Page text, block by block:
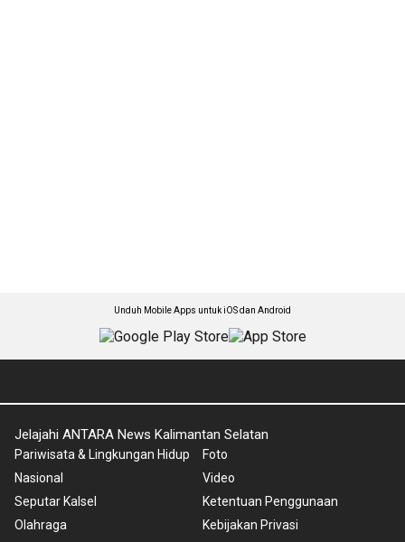
Unduh Mobile Apps untuk iOS dan Android
Jelajahi ANTARA News Kalimantan Selatan
Pariwisata & Lingkungan Hidup
Nasional
Seputar Kalsel
Olahraga
Foto
Video
Ketentuan Penggunaan
Kebijakan Privasi